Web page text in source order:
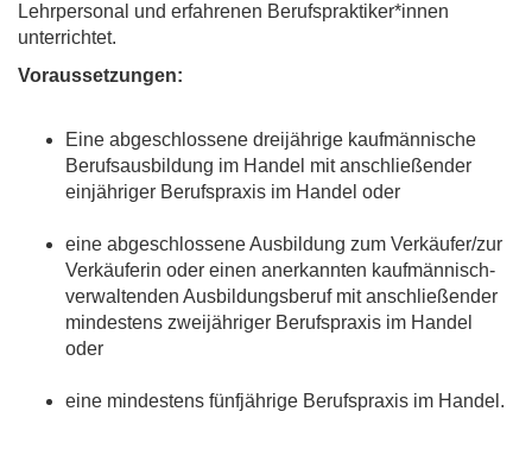
Lehrpersonal und erfahrenen Berufspraktiker*innen
unterrichtet.
Voraussetzungen:
Eine abgeschlossene dreijährige kaufmännische
Berufsausbildung im Handel mit anschließender
einjähriger Berufspraxis im Handel oder
eine abgeschlossene Ausbildung zum Verkäufer/zur
Verkäuferin oder einen anerkannten kaufmännisch-
verwaltenden Ausbildungsberuf mit anschließender
mindestens zweijähriger Berufspraxis im Handel
oder
eine mindestens fünfjährige Berufspraxis im Handel.